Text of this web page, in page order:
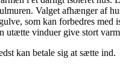
Valget afhænger af
som kan forbedres med
utætte vinduer give stort
kan betale sig at sætte ind.